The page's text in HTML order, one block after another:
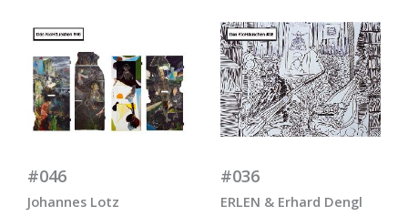
#046
Johannes Lotz
#036
ERLEN & Erhard Dengl